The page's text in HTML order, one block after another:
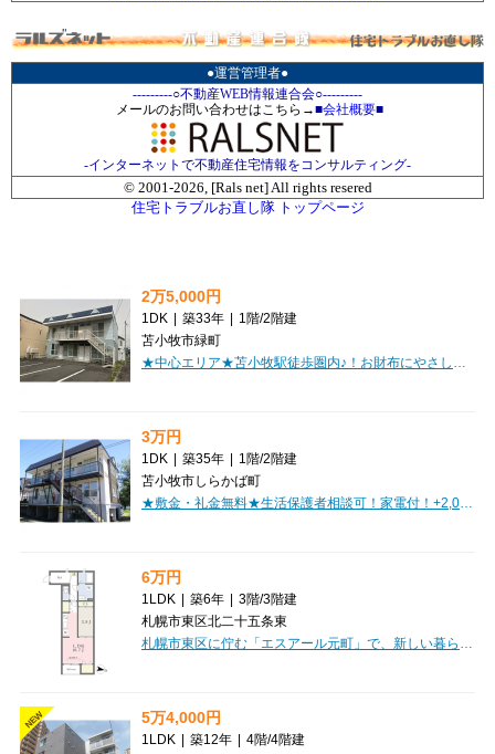
●運営管理者●
---------○不動産WEB情報連合会○---------
メールのお問い合わせはこちら→■会社概要■
-インターネットで不動産住宅情報をコンサルティング-
© 2001-2026, [Rals net] All rights resered
住宅トラブルお直し隊 トップページ
2万5,000円
1DK | 築33年 | 1階/2階建
苫小牧市緑町
3万円
1DK | 築35年 | 1階/2階建
苫小牧市しらかば町
6万円
1LDK | 築6年 | 3階/3階建
札幌市東区北二十五条東
NEW 5万4,000円
1LDK | 築12年 | 4階/4階建